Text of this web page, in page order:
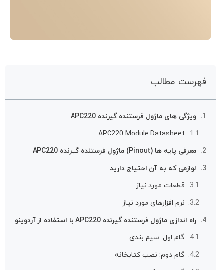
فهرست مطالب
ویژگی های ماژول فرستنده گیرنده APC220
APC220 Module Datasheet
معرفی پایه ها (Pinout) ماژول فرستنده گیرنده APC220
لوازمی که به آن احتیاج دارید
قطعات مورد نیاز
نرم افزارهای مورد نیاز
راه اندازی ماژول فرستنده گیرنده APC220 با استفاده از آردوینو
گام اول: سیم بندی
گام دوم: نصب کتابخانه